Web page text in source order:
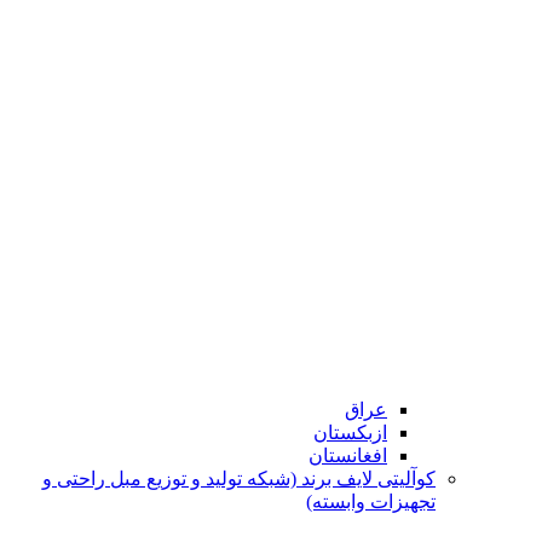
عراق
ازبکستان
افغانستان
کوآلیتی لایف برند (شبکه تولید و توزیع مبل راحتی و
تجهیزات وابسته)